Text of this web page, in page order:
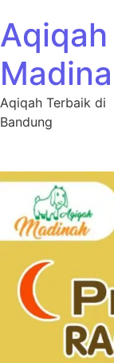
Aqiqah
Aqiqah Terbaik di
Bandung